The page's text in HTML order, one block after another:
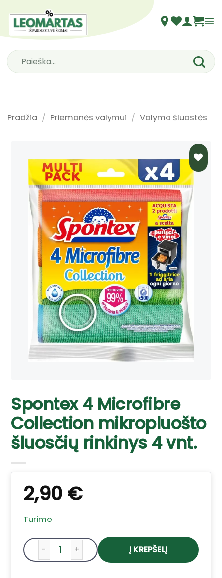
content
Ieškoti:
Pradžia / Priemonės valymui / Valymo šluostės
PRIDĖTI
Į NORŲ
SĄRAŠĄ
Spontex 4 Microfibre
Collection mikropluošto
šluosčių rinkinys 4 vnt.
2,90 €
Turime
produkto kiekis: Spontex 4 Microfibre
Į KREPŠELĮ